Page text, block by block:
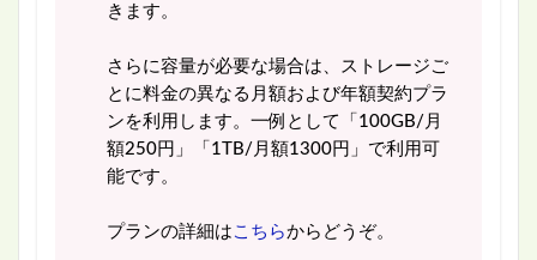
きます。
さらに容量が必要な場合は、ストレージご
とに料金の異なる月額および年額契約プラ
ンを利用します。一例として「100GB/月
額250円」「1TB/月額1300円」で利用可
能です。
プランの詳細は こちらからどうぞ。